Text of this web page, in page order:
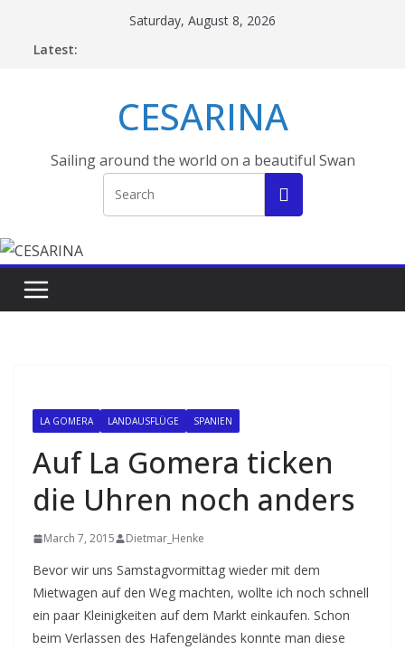
Saturday, August 8, 2026
Latest:
CESARINA
Sailing around the world on a beautiful Swan
LA GOMERA LANDAUSFLÜGE SPANIEN
Auf La Gomera ticken
die Uhren noch anders
March 7, 2015 Dietmar_Henke
Bevor wir uns Samstagvormittag wieder mit dem
Mietwagen auf den Weg machten, wollte ich noch schnell
ein paar Kleinigkeiten auf dem Markt einkaufen. Schon
beim Verlassen des Hafengeländes konnte man diese